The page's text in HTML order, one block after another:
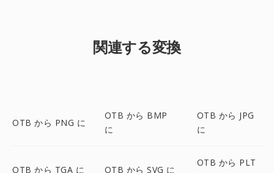
関連する変換
OTB から PNG に
OTB から BMP
に
OTB から JPG
に
OTB から TGA に OTB から SVG に
OTB から PLT